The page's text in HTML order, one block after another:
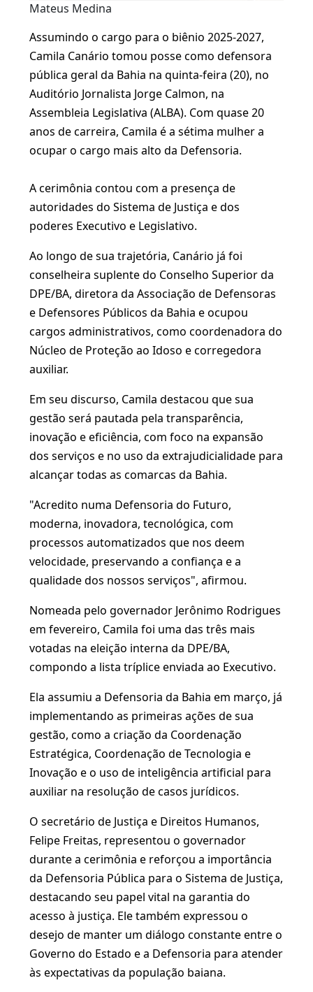
Mateus Medina
Assumindo o cargo para o biênio 2025-2027,
Camila Canário tomou posse como defensora
pública geral da Bahia na quinta-feira (20), no
Auditório Jornalista Jorge Calmon, na
Assembleia Legislativa (ALBA). Com quase 20
anos de carreira, Camila é a sétima mulher a
ocupar o cargo mais alto da Defensoria.
A cerimônia contou com a presença de
autoridades do Sistema de Justiça e dos
poderes Executivo e Legislativo.
Ao longo de sua trajetória, Canário já foi
conselheira suplente do Conselho Superior da
DPE/BA, diretora da Associação de Defensoras
e Defensores Públicos da Bahia e ocupou
cargos administrativos, como coordenadora do
Núcleo de Proteção ao Idoso e corregedora
auxiliar.
Em seu discurso, Camila destacou que sua
gestão será pautada pela transparência,
inovação e eficiência, com foco na expansão
dos serviços e no uso da extrajudicialidade para
alcançar todas as comarcas da Bahia.
"Acredito numa Defensoria do Futuro,
moderna, inovadora, tecnológica, com
processos automatizados que nos deem
velocidade, preservando a confiança e a
qualidade dos nossos serviços", afirmou.
Nomeada pelo governador Jerônimo Rodrigues
em fevereiro, Camila foi uma das três mais
votadas na eleição interna da DPE/BA,
compondo a lista tríplice enviada ao Executivo.
Ela assumiu a Defensoria da Bahia em março, já
implementando as primeiras ações de sua
gestão, como a criação da Coordenação
Estratégica, Coordenação de Tecnologia e
Inovação e o uso de inteligência artificial para
auxiliar na resolução de casos jurídicos.
O secretário de Justiça e Direitos Humanos,
Felipe Freitas, representou o governador
durante a cerimônia e reforçou a importância
da Defensoria Pública para o Sistema de Justiça,
destacando seu papel vital na garantia do
acesso à justiça. Ele também expressou o
desejo de manter um diálogo constante entre o
Governo do Estado e a Defensoria para atender
às expectativas da população baiana.